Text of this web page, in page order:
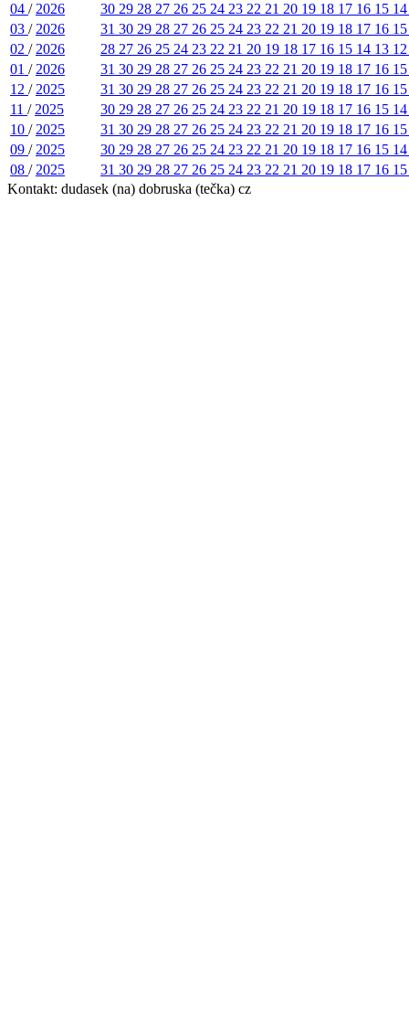
04 / 2026 30 29 28 27 26 25 24 23 22 21 20 19 18 17 16 15
03 / 2026 31 30 29 28 27 26 25 24 23 22 21 20 19 18 17 16
02 / 2026 28 27 26 25 24 23 22 21 20 19 18 17 16 15 14 13
01 / 2026 31 30 29 28 27 26 25 24 23 22 21 20 19 18 17 16
12 / 2025 31 30 29 28 27 26 25 24 23 22 21 20 19 18 17 16
11 / 2025 30 29 28 27 26 25 24 23 22 21 20 19 18 17 16 15
10 / 2025 31 30 29 28 27 26 25 24 23 22 21 20 19 18 17 16
09 / 2025 30 29 28 27 26 25 24 23 22 21 20 19 18 17 16 15
08 / 2025 31 30 29 28 27 26 25 24 23 22 21 20 19 18 17 16
Kontakt: dudasek (na) dobruska (tečka) cz